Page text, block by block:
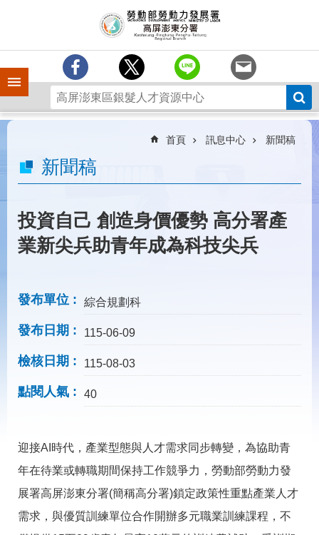
手機側欄
中
分
簡
業
務
為
民
下
載
專
區
見
網
站
導
回
首
頁
首頁 訊息中心 新聞稿
新聞稿
投資自己 創造身價優勢 高分署產
業新尖兵助青年成為科技尖兵
發布單位 綜合規劃科
發布日期 115-06-09
檢核日期 115-08-03
點閱人氣 40
迎接AI時代，產業型態與人才需求同步轉變，為協助青
年在待業或轉職期間保持工作競爭力，勞動部勞動力發
展署高屏澎東分署(簡稱高分署)鎖定政策性重點產業人才
需求，與優質訓練單位合作開辦多元職業訓練課程，不